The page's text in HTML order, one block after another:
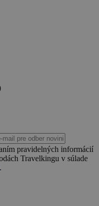
pravidelných informácií
Travelkingu v súlade
.